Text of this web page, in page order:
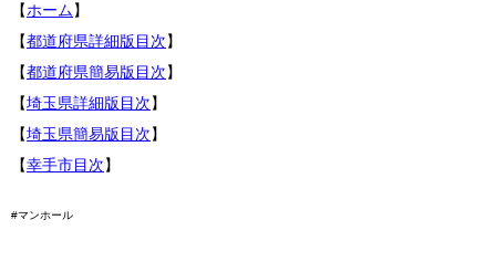
【ホーム】
【都道府県詳細版目次】
【都道府県簡易版目次】
【埼玉県詳細版目次】
【埼玉県簡易版目次】
【幸手市目次】
#マンホール